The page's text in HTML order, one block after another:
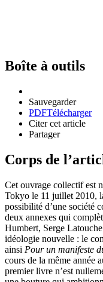
Boîte à outils
Sauvegarder
PDFTélécharger
Citer cet article
Partager
Corps de
Cet ouvrage collectif est
Tokyo le 11 juillet 2010,
possibilité d’une société
deux annexes qui
Humbert, Serge
idéologie nouvelle : le
ainsi Pour un manifeste
cours de la même année
premier livre n’est